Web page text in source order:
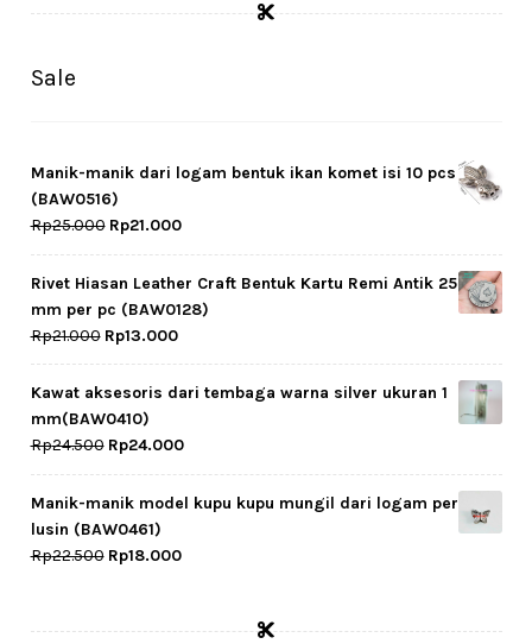
Sale
Manik-manik dari logam bentuk ikan komet isi 10 pcs
(BAW0516)
Rp25.000 Original
price
was:
Rp25.000.
Rp21.000Current
price
is:
Rp21.000.
Rivet Hiasan Leather Craft Bentuk Kartu Remi Antik 25
mm per pc (BAW0128)
Rp21.000 Original
price
was:
Rp21.000.
Rp13.000Current
price
is:
Kawat aksesoris dari tembaga warna silver ukuran 1
mm(BAW0410)
Rp24.500 Original
price
was:
Rp24.500.
Rp24.000Current
price
is:
Manik-manik model kupu kupu mungil dari logam per
lusin (BAW0461)
Rp22.500 Original
Rp22.500.
Rp18.000Current
Rp18.000.